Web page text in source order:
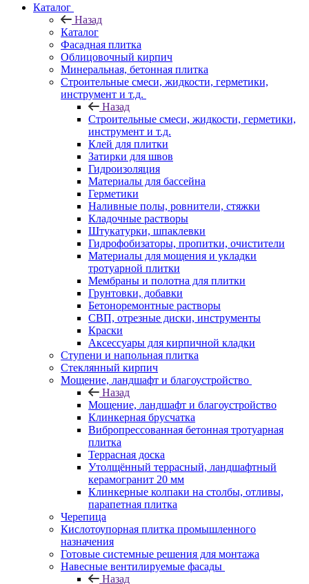
Каталог
Назад
Каталог
Фасадная плитка
Облицовочный кирпич
Минеральная, бетонная плитка
Строительные смеси, жидкости, герметики,
инструмент и т.д.
Назад
Строительные смеси, жидкости, герметики,
инструмент и т.д.
Клей для плитки
Затирки для швов
Гидроизоляция
Материалы для бассейна
Герметики
Наливные полы, ровнители, стяжки
Кладочные растворы
Штукатурки, шпаклевки
Гидрофобизаторы, пропитки, очистители
Материалы для мощения и укладки
тротуарной плитки
Мембраны и полотна для плитки
Грунтовки, добавки
Бетоноремонтные растворы
СВП, отрезные диски, инструменты
Краски
Аксессуары для кирпичной кладки
Ступени и напольная плитка
Cтеклянный кирпич
Мощение, ландшафт и благоустройство
Назад
Мощение, ландшафт и благоустройство
Клинкерная брусчатка
Вибропрессованная бетонная тротуарная
плитка
Террасная доска
Утолщённый террасный, ландшафтный
керамогранит 20 мм
Клинкерные колпаки на столбы, отливы,
парапетная плитка
Черепица
Кислотоупорная плитка промышленного
назначения
Готовые системные решения для монтажа
Навесные вентилируемые фасады
Назад